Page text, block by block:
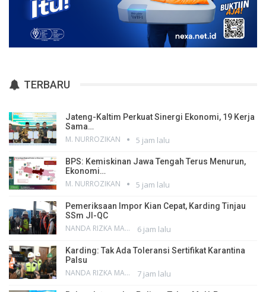
TERBARU
Jateng-Kaltim Perkuat Sinergi Ekonomi, 19 Kerja
Sama…
M. NURROZIKAN 5 jam lalu
BPS: Kemiskinan Jawa Tengah Terus Menurun,
Ekonomi…
M. NURROZIKAN 5 jam lalu
Pemeriksaan Impor Kian Cepat, Karding Tinjau
SSm JI-QC
NANDA RIZKA MAHENDRA 6 jam lalu
Karding: Tak Ada Toleransi Sertifikat Karantina
Palsu
NANDA RIZKA MAHENDRA 7 jam lalu